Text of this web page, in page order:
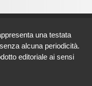
una testata
alcuna periodicità.
editoriale ai sensi